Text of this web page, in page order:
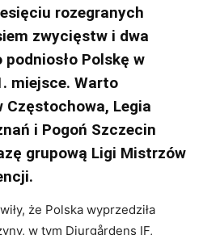
rozegranych
zwycięstw i dwa
Polskę w
miejsce. Warto
Częstochowa, Legia
i Pogoń Szczecin
grupową Ligi Mistrzów
że Polska wyprzedziła
w tym Djurgårdens IF,